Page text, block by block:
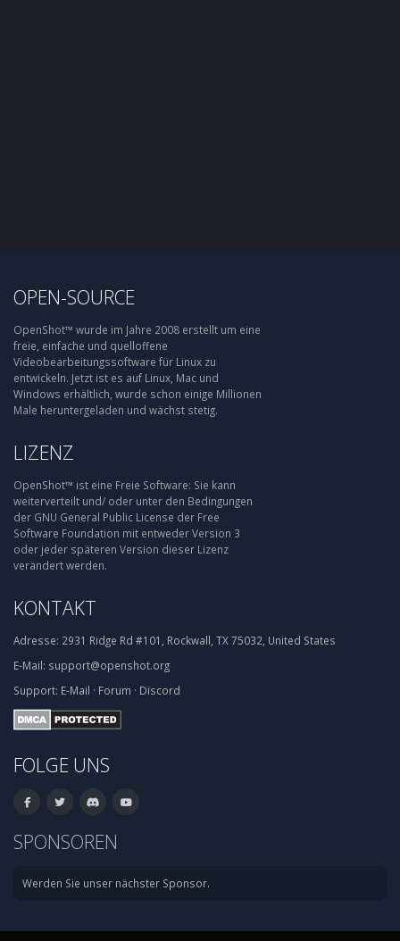
OPEN-SOURCE
OpenShot™ wurde im Jahre 2008 erstellt um eine
freie, einfache und quelloffene
Videobearbeitungssoftware für Linux zu
entwickeln. Jetzt ist es auf Linux, Mac und
Windows erhältlich, wurde schon einige Millionen
Male heruntergeladen und wächst stetig.
LIZENZ
OpenShot™ ist eine Freie Software: Sie kann
weiterverteilt und/ oder unter den Bedingungen
der GNU General Public License der Free
Software Foundation mit entweder Version 3
oder jeder späteren Version dieser Lizenz
verändert werden.
KONTAKT
Adresse: 2931 Ridge Rd #101, Rockwall, TX 75032, United States
E-Mail: support@openshot.org
Support: E-Mail · Forum · Discord
FOLGE UNS
SPONSOREN
Werden Sie unser nächster Sponsor.